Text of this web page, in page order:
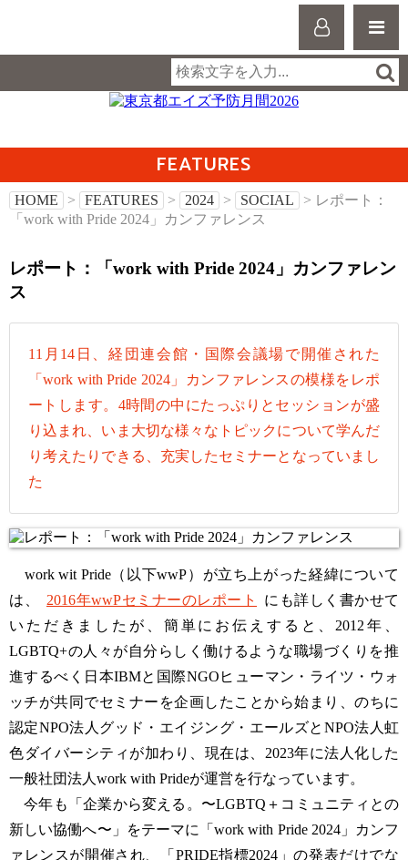
FEATURES
HOME > FEATURES > 2024 > SOCIAL
> レポート：
「work with Pride 2024」カンファレンス
レポート：「work with Pride 2024」カンファレン
ス
11月14日、経団連会館・国際会議場で開催された
「work with Pride 2024」カンファレンスの模様をレポ
ートします。4時間の中にたっぷりとセッションが盛
り込まれ、いま大切な様々なトピックについて学んだ
り考えたりできる、充実したセミナーとなっていまし
た
work wit Pride（以下wwP）が立ち上がった経緯について
は、
2016年wwPセミナーのレポート
にも詳しく書かせて
いただきましたが、簡単にお伝えすると、2012年、
LGBTQ+の人々が自分らしく働けるような職場づくりを推
進するべく日本IBMと国際NGOヒューマン・ライツ・ウォ
ッチが共同でセミナーを企画したことから始まり、のちに
認定NPO法人グッド・エイジング・エールズとNPO法人虹
色ダイバーシティが加わり、現在は、2023年に法人化した
一般社団法人work with Prideが運営を行なっています。
今年も「企業から変える。〜LGBTQ＋コミュニティとの
新しい協働へ〜」をテーマに「work with Pride 2024」カンフ
ァレンスが開催され、「PRIDE指標2024」の発表だけでな